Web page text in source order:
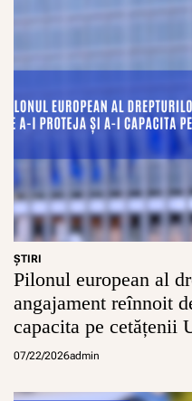
ŞTIRI
Pilonul european al
angajament reînnoit
capacita pe cetățenii
07/22/2026admin